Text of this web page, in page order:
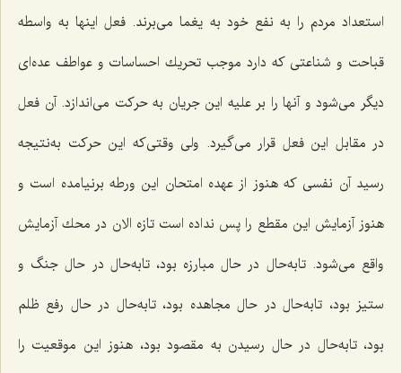
استعداد مردم را به نفع خود به یغما می‌برند. فعل اینها به واسطه
قباحت و شناعتی كه دارد موجب تحریك احساسات و عواطف عده‌ای
دیگر می‌شود و آنها را بر علیه این جریان به حركت می‌اندازد. آن فعل
در مقابل این فعل قرار می‌گیرد. ولی وقتی‌كه این حركت به‌نتیجه
رسید آن نفسی كه هنوز از عهده امتحان این ورطه برنیامده است و
هنوز آزمایش این مقطع را پس نداده است تازه الان در محك آزمایش
واقع می‌شود. تابه‌حال در حال مبارزه بود، تابه‌حال در حال جنگ و
ستیز بود، تابه‌حال در حال مجاهده بود، تابه‌حال در حال رفع ظلم
بود، تابه‌حال در حال رسیدن به مقصود بود، هنوز این موقعیت را